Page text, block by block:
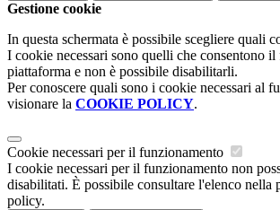
Gestione cookie
In questa schermata è possibile scegliere quali
I cookie necessari sono quelli che consentono
piattaforma e non è possibile disabilitarli.
Per conoscere quali sono i cookie necessari al
visionare la COOKIE POLICY.
Cookie necessari per il funzionamento
I cookie necessari per il funzionamento non
disabilitati. È possibile consultare l'elenco nella
policy.